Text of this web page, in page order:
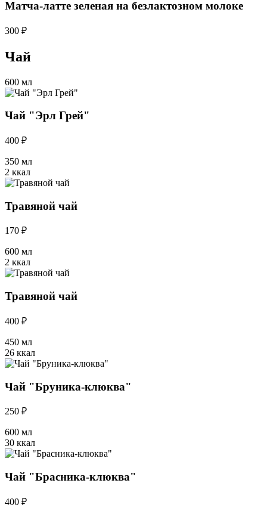
Матча-латте зеленая на безлактозном молоке
300 ₽
Чай
600 мл
Чай "Эрл Грей"
400 ₽
350 мл
2 ккал
Травяной чай
170 ₽
600 мл
2 ккал
Травяной чай
400 ₽
450 мл
26 ккал
Чай "Бруника-клюква"
250 ₽
600 мл
30 ккал
Чай "Брасника-клюква"
400 ₽